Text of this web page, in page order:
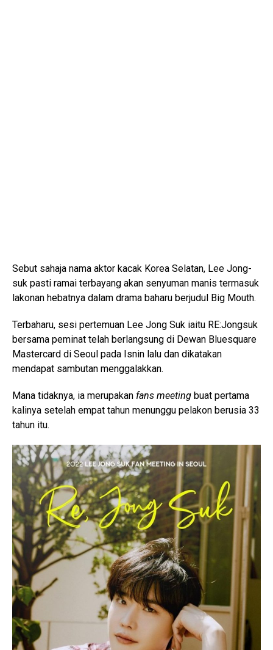
Sebut sahaja nama aktor kacak Korea Selatan, Lee Jong-
suk pasti ramai terbayang akan senyuman manis termasuk
lakonan hebatnya dalam drama baharu berjudul Big Mouth.
Terbaharu, sesi pertemuan Lee Jong Suk iaitu RE:Jongsuk
bersama peminat telah berlangsung di Dewan Bluesquare
Mastercard di Seoul pada Isnin lalu dan dikatakan
mendapat sambutan menggalakkan.
Mana tidaknya, ia merupakan fans meeting buat pertama
kalinya setelah empat tahun menunggu pelakon berusia 33
tahun itu.